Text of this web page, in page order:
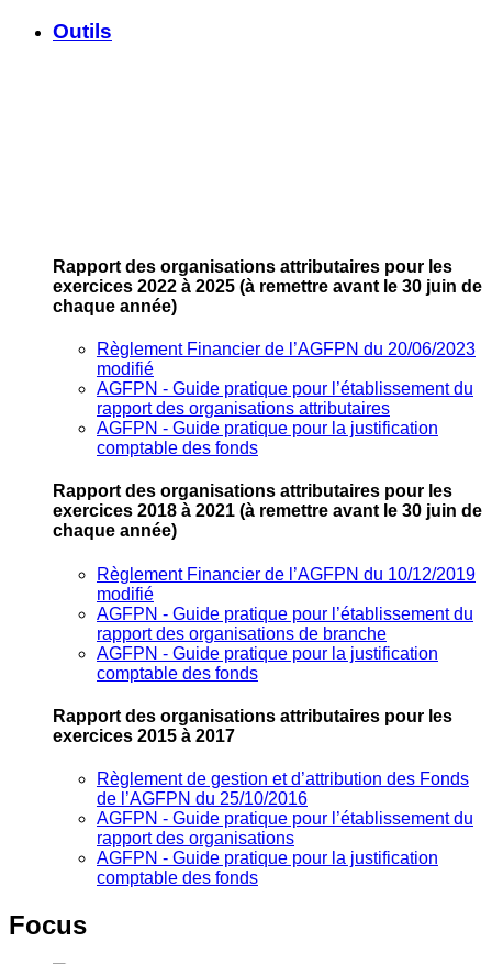
Outils
Rapport des organisations attributaires pour les
exercices 2022 à 2025 (à remettre avant le 30 juin de
chaque année)
Règlement Financier de l’AGFPN du 20/06/2023
modifié
AGFPN ‐ Guide pratique pour l’établissement du
rapport des organisations attributaires
AGFPN ‐ Guide pratique pour la justification
comptable des fonds
Rapport des organisations attributaires pour les
exercices 2018 à 2021 (à remettre avant le 30 juin de
chaque année)
Règlement Financier de l’AGFPN du 10/12/2019
modifié
AGFPN ‐ Guide pratique pour l’établissement du
rapport des organisations de branche
AGFPN ‐ Guide pratique pour la justification
comptable des fonds
Rapport des organisations attributaires pour les
exercices 2015 à 2017
Règlement de gestion et d’attribution des Fonds
de l’AGFPN du 25/10/2016
AGFPN ‐ Guide pratique pour l’établissement du
rapport des organisations
AGFPN ‐ Guide pratique pour la justification
comptable des fonds
Focus